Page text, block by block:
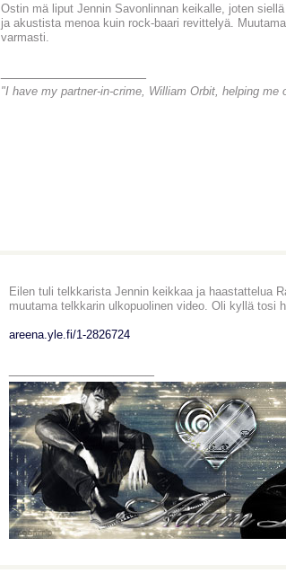
Ostin mä liput Jennin Savonlinnan keikalle, joten
ja akustista menoa kuin rock-baari revittelyä.
varmasti.
"I have my partner-in-crime, William Orbit, helping me
Eilen tuli telkkarista Jennin keikkaa ja haastattelua
muutama telkkarin ulkopuolinen video. Oli kyllä tosi
areena.yle.fi/1-2826724